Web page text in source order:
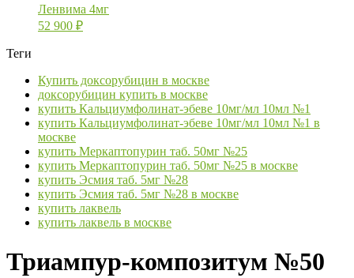
Ленвима 4мг
52 900 ₽
Теги
Купить доксорубицин в москве
доксорубицин купить в москве
купить Кальциумфолинат-эбеве 10мг/мл 10мл №1
купить Кальциумфолинат-эбеве 10мг/мл 10мл №1 в
москве
купить Меркаптопурин таб. 50мг №25
купить Меркаптопурин таб. 50мг №25 в москве
купить Эсмия таб. 5мг №28
купить Эсмия таб. 5мг №28 в москве
купить лаквель
купить лаквель в москве
Триампур-композитум №50